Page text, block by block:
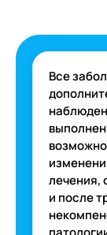
Все
лечения,
и после